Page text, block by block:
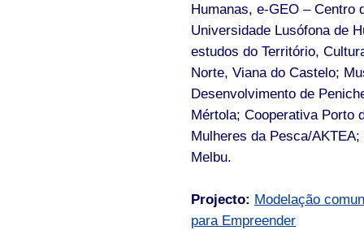
Humanas, e-GEO – Centro
Universidade Lusófona de
estudos do Território,
Norte, Viana do Castelo;
Desenvolvimento de
Mértola; Cooperativa Porto
Mulheres da Pesca/
Melbu.
Projecto: Modelação
para Empreender